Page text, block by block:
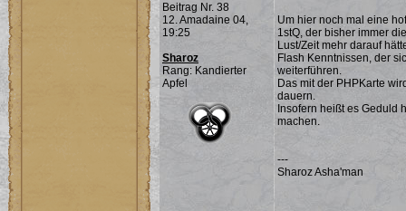
Beitrag Nr. 38
12. Amadaine 04,
19:25
Sharoz
Rang: Kandierter
Apfel
Um hier noch mal eine
1stQ, der bisher immer
Lust/Zeit mehr darauf
Flash Kenntnissen, der
weiterführen.
Das mit der PHPKarte
dauern.
Insofern heißt es Geduld
machen.
---
Sharoz Asha'man